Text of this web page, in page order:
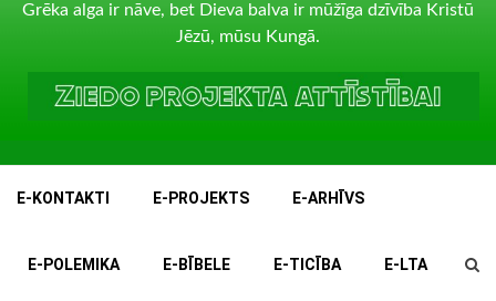
Grēka alga ir nāve, bet Dieva balva ir mūžīga dzīvība Kristū
Jēzū, mūsu Kungā.
E-KONTAKTI E-PROJEKTS E-ARHĪVS
E-POLEMIKA E-BĪBELE E-TICĪBA E-LTA